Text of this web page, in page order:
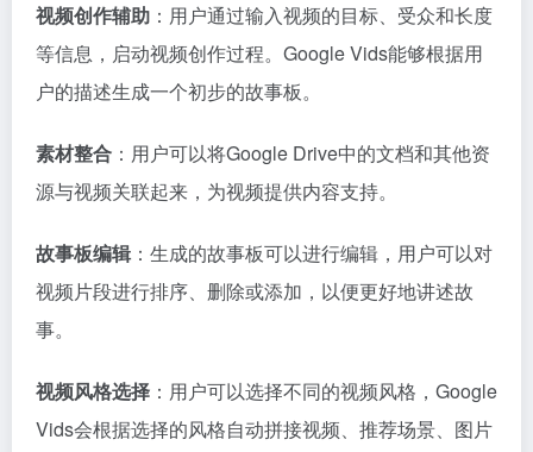
视频创作辅助 ：用户通过输入视频的目标、受众和长度
等信息，启动视频创作过程。Google Vids能够根据用
户的描述生成一个初步的故事板。
素材整合 ：用户可以将Google Drive中的文档和其他资
源与视频关联起来，为视频提供内容支持。
故事板编辑：生成的故事板可以进行编辑，用户可以对
视频片段进行排序、删除或添加，以便更好地讲述故
事。
视频风格选择 ：用户可以选择不同的视频风格，Google
Vids会根据选择的风格自动拼接视频、推荐场景、图片